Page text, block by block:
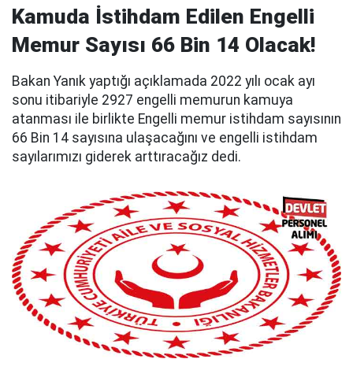
Kamuda İstihdam Edilen Engelli
Memur Sayısı 66 Bin 14 Olacak!
Bakan Yanık yaptığı açıklamada 2022 yılı ocak ayı
sonu itibariyle 2927 engelli memurun kamuya
atanması ile birlikte Engelli memur istihdam sayısının
66 Bin 14 sayısına ulaşacağını ve engelli istihdam
sayılarımızı giderek arttıracağız dedi.